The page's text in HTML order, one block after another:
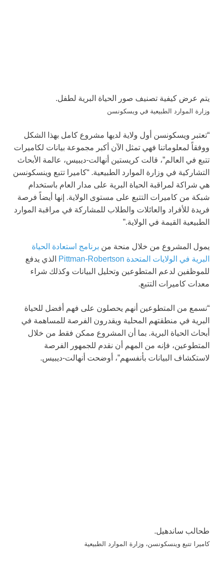
يتم عرض كيفية تصنيف صور الحياة البرية لطفل.
وزارة الموارد الطبيعية في ويسكونسن
“تعتبر ويسكونسن أول ولاية لديها مشروع كامل بهذا الشكل
ووفقاً لمعلوماتنا فهي تمثل الآن أكبر مجموعة بيانات لكاميرات
تتبع في العالم”، قالت كريستين أنهالت-ديبيس، عالمة الأبحاث
التشاركية في وزارة الموارد الطبيعية. “كاميرا تتبع وينسكونسن
هي شراكة لمراقبة الحياة البرية على مدار العام باستخدام
شبكة من كاميرات التتبع على مستوى الولاية. إنها أيضاً فرصة
فريدة للأفراد والعائلات والطلاب للمشاركة في مراقبة الموارد
الطبيعية القيمة في الولاية.”
يمول المشروع من خلال منحة من برنامج استعادة الحياة
البرية في الولايات المتحدة Pittman‐Robertson
الذي يدفع
للموظفين لدعم المتطوعين وتحليل البيانات وكذلك شراء
معدات كاميرات التتبع.
“نسمع من المتطوعين أنهم يحصلون على فهم أفضل للحياة
البرية في منطقتهم المحلية ويقدرون الفرصة للمساهمة في
أبحاث الحياة البرية. بما أن المشروع ممكن فقط من خلال
المتطوعين، فإنه من المهم أن نقدم للجمهور الفرصة
لاستكشاف البيانات بأنفسهم”، أوضحت أنهالت-ديبيس.
طحالب ساندهيل.
كاميرا تتبع وينسكونسن، وزارة الموارد الطبيعية